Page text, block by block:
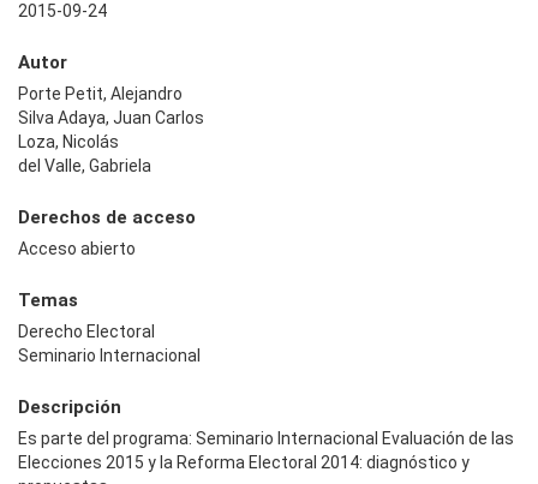
2015-09-24
Autor
Porte Petit, Alejandro
Silva Adaya, Juan Carlos
Loza, Nicolás
del Valle, Gabriela
Derechos de acceso
Acceso abierto
Temas
Derecho Electoral
Seminario Internacional
Descripción
Es parte del programa: Seminario Internacional Evaluación de las
Elecciones 2015 y la Reforma Electoral 2014: diagnóstico y